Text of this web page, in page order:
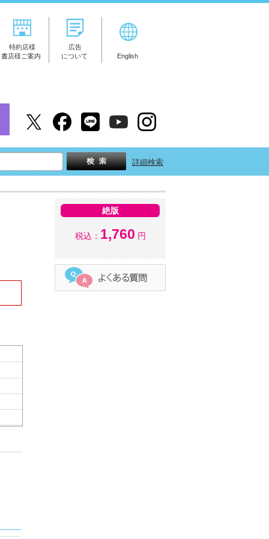
特約店様
書店様ご案内
広告
について
English
詳細検索
絶版
税込： 1,760 円